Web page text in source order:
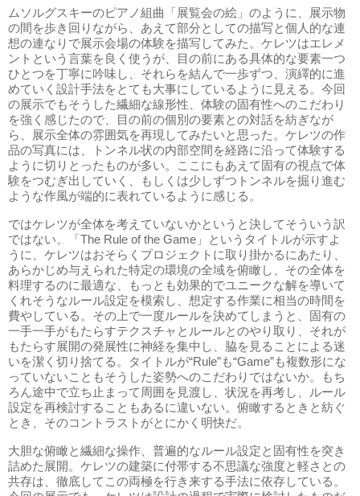
ムソルグスキーのピアノ組曲「展覧会の絵」のように、展示物
の間を歩き回りながら、あえて部分としての描写と個人的な連
想の連なりで展示会場の体験を描写してみた。ケレツはエレメ
ントという言葉を良く使うが、目の前にある具体的な要素一つ
ひとつを丁寧に吟味し、それらを結んで一歩ずつ、演繹的に進
めていく設計手法をとても大事にしているように見える。今回
の展示でもそうした繊細な線形性、体験の固有性へのこだわり
を強く感じたので、目の前の個別の要素との対話を紡ぎなが
ら、展示全体の雰囲気を再現してみたいと思った。ケレツの作
品の写真には、トンネル状の内部空間を経路に沿って体験する
ように切りとったものが多い。ここにもあえて固有の視点で体
験をつむぎ出していく、もしくは少しずつトンネルを掘り進む
ような作風が端的に表れているように感じる。
ではケレツが全体を考えていないかというと決してそういう訳
ではない。「The Rule of the Game」というタイトルが示すよ
うに、ケレツはおそらくプロジェクトに取り掛かるにあたり、
あらかじめ与えられた特定の環境の全域を俯瞰し、その全体を
料理するのに最適な、もっとも効果的でユニークな解を導いて
くれそうなルール設定を模索し、想定する作業に相当の時間を
費やしている。その上で一度ルールを決めてしまうと、固有の
一手一手がもたらすテクスチャとルールとのやり取り、それが
もたらす展開の発展性に神経を集中し、脇を見ることによる迷
いを潔く切り捨てる。タイトルが“Rule”も“Game”も複数形にな
っていないこともそうした姿勢へのこだわりではないか。もち
ろん途中で立ち止まって周囲を見渡し、状況を再考し、ルール
設定を再検討することもあるに違いない。俯瞰するときと紡ぐ
とき、そのコントラストがとにかく明快だ。
大胆な俯瞰と繊細な操作、普遍的なルール設定と固有性を突き
詰めた展開。ケレツの建築に付帯する不思議な強度と軽さとの
共存は、徹底してこの両極を行き来する手法に依存している。